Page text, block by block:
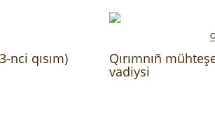
nci qısım) Qırımnıñ
vadiysi